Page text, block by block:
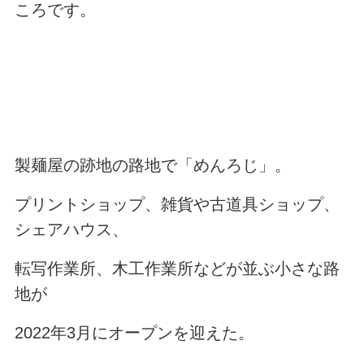
ころです。
製麺屋の跡地の路地で「めんろじ」。
プリントショップ、雑貨や古道具ショップ、
シェアハウス、
転写作業所、木工作業所などが並ぶ小さな路
地が
2022年3月にオープンを迎えた。